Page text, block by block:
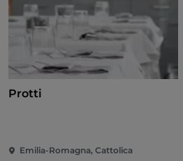
Protti
Emilia-Romagna, Cattolica